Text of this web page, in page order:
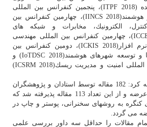
اطلاعات؛ حال و آینده (ITPF 2018)، پنجمین كنفرانس بین المللی
سیستمهای پیچیده و هوشمند(IINCS 2018)، چهارمین كنفرانس بین
الكترونیك، مخابرات و شبكه های
هوشمند(ICCECSG 2018)، چهارمین كنفرانس بین المللی مهندسی
دانش، اطلاعات و نرم افزار(ICKIS 2018)، دومین كنفرانس بین
المللی اینترنت اشیا و توسعه شهرهای هوشمند(IoTDSC 2018) و
اولین كنفرانس بین المللی امنیت و مدیریت ریسك(ICSRM 2018)
داوود بهره پور اضافه كرد: 182 مقاله توسط استادان و پژوهشگران
به دبیرخانه همایش عرضه و از این تعداد 113 مقاله پذیرفته شد كه
كنگره به روشهای سخنرانی، پوستر و چاپ در
می گردد.
مقالات را حداقل سه داور بررسی علمی